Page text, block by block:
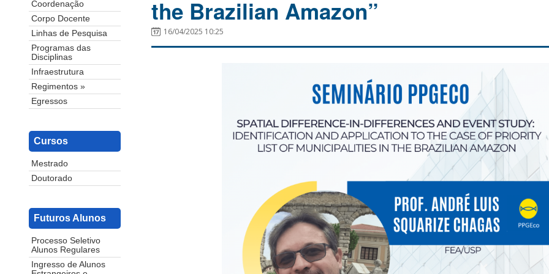
Coordenação
Corpo Docente
Linhas de Pesquisa
Programas das
Disciplinas
Infraestrutura
Regimentos »
Egressos
Cursos
Mestrado
Doutorado
Futuros Alunos
Processo Seletivo
Alunos Regulares
Ingresso de Alunos
the Brazilian Amazon”
16/04/2025 10:25